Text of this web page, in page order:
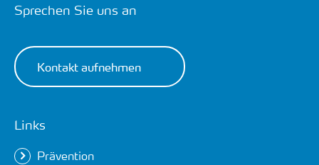
Sprechen Sie uns an
Kontakt aufnehmen
Links
Prävention